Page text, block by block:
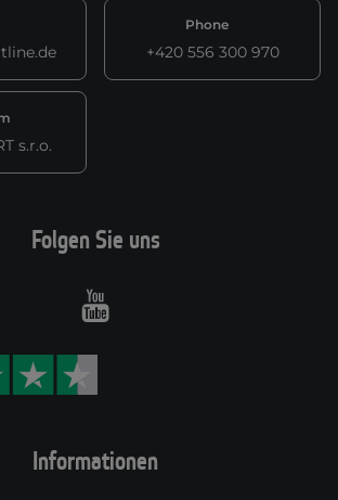
Phone
+420 556 300 970
s.r.o.
Informationen
Folgen Sie uns
Youtube